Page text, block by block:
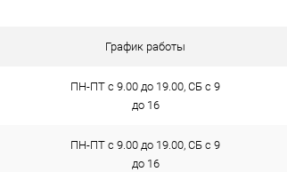
График работы
ПН-ПТ с 9.00 до 19.00, СБ с 9
до 16
ПН-ПТ с 9.00 до 19.00, СБ с 9
до 16